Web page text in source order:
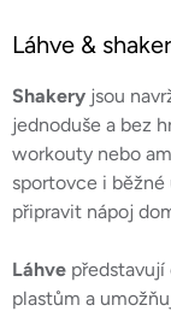
Láhve &
Shakery jsou
jednoduše a bez
workouty nebo
sportovce i
připravit nápoj
Láhve
plastům a